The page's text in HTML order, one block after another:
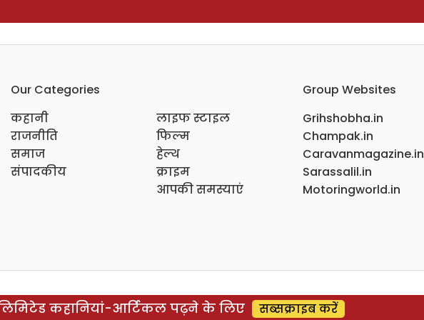
Our Categories
कहानी
राजनीति
समाज
संपादकीय
लाइफ स्टाइल
फिल्म
हेल्थ
क्राइम
आपकी समस्याएं
Group Websites
Grihshobha.in
Champak.in
Caravanmagazine.in
Sarassalil.in
Motoringworld.in
कहानियां-आर्टिकल पढ़ने के लिए सब्सक्राइब करें